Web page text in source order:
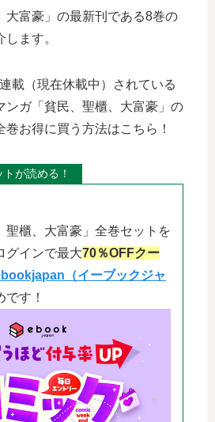
大富豪」の最新刊である8巻の
ます。
載（現在休載中）されている
ンガ「貧民、聖櫃、大富豪」の
お得に買う方法はこちら！
が読める！
聖櫃、大富豪」全巻セットを
グインで最大70％OFFクー
（イーブックジャ
です！